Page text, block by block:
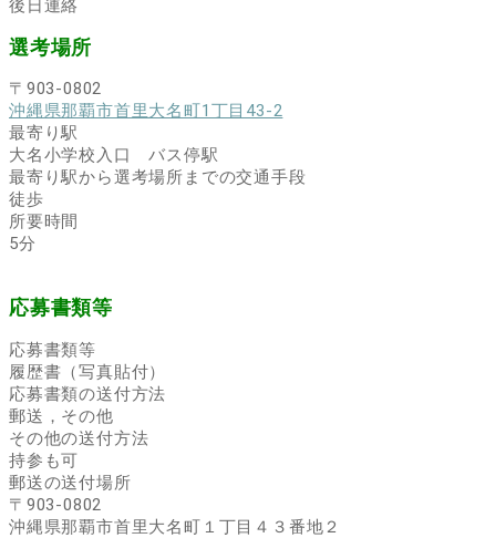
後日連絡
選考場所
〒903-0802
沖縄県那覇市首里大名町1丁目43-2
最寄り駅
大名小学校入口 バス停駅
最寄り駅から選考場所までの交通手段
徒歩
所要時間
5分
応募書類等
応募書類等
履歴書（写真貼付）
応募書類の送付方法
郵送，その他
その他の送付方法
持参も可
郵送の送付場所
〒903-0802
沖縄県那覇市首里大名町１丁目４３番地２